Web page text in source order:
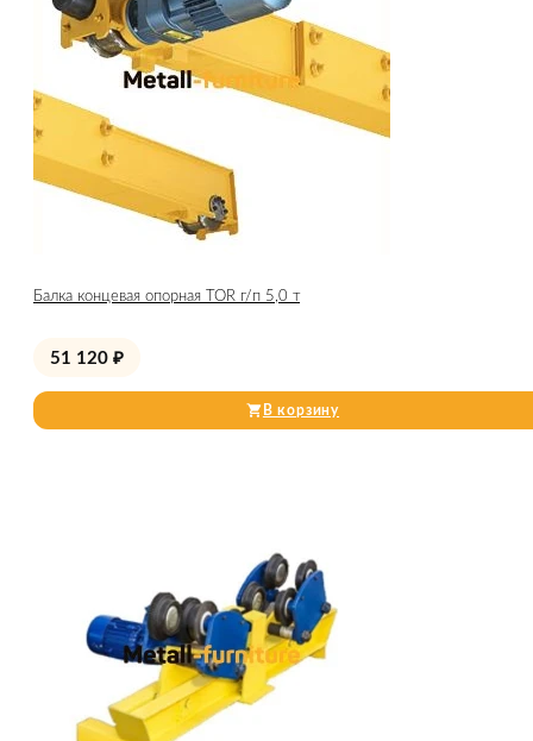
Балка концевая опорная TOR г/п 5,0 т
51 120 ₽
В корзину